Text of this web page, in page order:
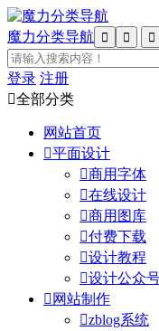
魔力分类导航   
登录 注册
全部分类
网站首页
平面设计
商用字体
在线设计
商用图库
付费下载
设计教程
设计公众
 网站制作
zblog系统